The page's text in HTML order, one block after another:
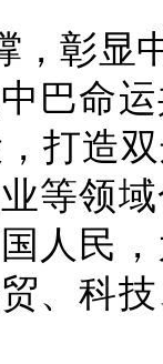
，彰显
巴命
，打造
等领
人民
、科